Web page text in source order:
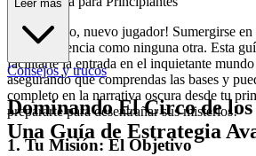
¡Bienvenido, nuevo jugador! Sumergirse
una experiencia como ninguna otra. Esta
facilitarte la entrada en el inquietante
asegurando que comprendas las bases y
completo en la narrativa oscura desde tu
prepararte para desentrañar sus misterios!
1. Tu Misión: El Objetivo
Leer más
Consejos y trucos
Dominando El Circo de los
Una Guía de Estrategia